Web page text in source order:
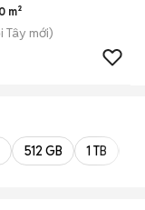
m²
Tây mới)
512 GB 1 TB